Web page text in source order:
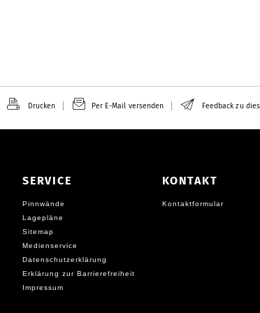
Drucken Per E-Mail versenden Feedback zu
SERVICE
Pinnwände
Lagepläne
Sitemap
Medienservice
Datenschutzerklärung
Erklärung zur Barrierefreiheit
Impressum
KONTAKT
Kontaktformular